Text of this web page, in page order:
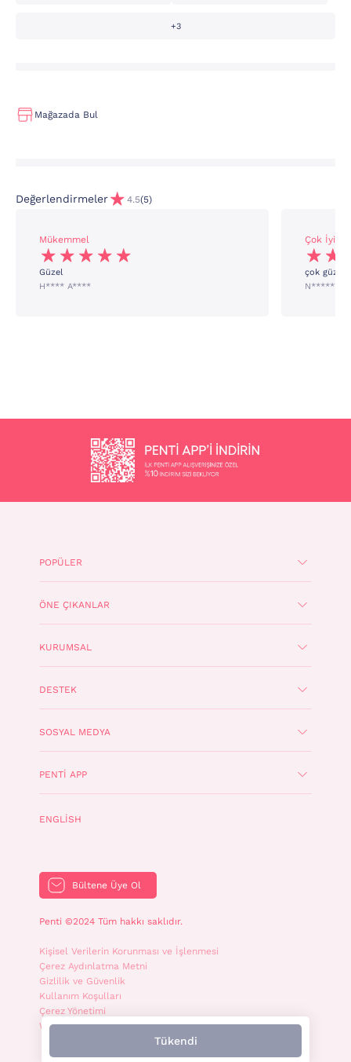
Tükendi
+3
Mağazada Bul
Değerlendirmeler 4.5(5)
Mükemmel
Güzel
H**** A****
Çok İyi
çok güzel
N******
POPÜLER
ÖNE ÇIKANLAR
KURUMSAL
DESTEK
SOSYAL MEDYA
PENTI APP
ENGLISH
Bültene Üye Ol
Penti ©2024 Tüm hakkı saklıdır.
Kişisel Verilerin Korunması ve İşlenmesi
Çerez Aydınlatma Metni
Gizlilik ve Güvenlik
Kullanım Koşulları
Çerez Yönetimi
WhatsApp İletişim Aydınlatma Metni